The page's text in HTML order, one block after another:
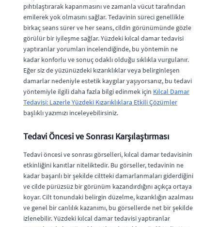
pıhtılaştırarak kapanmasını ve zamanla vücut tarafından
emilerek yok olmasını sağlar. Tedavinin süreci genellikle
birkaç seans sürer ve her seans, cildin görünümünde gözle
görülür bir iyileşme sağlar. Yüzdeki kılcal damar tedavisi
yaptıranlar yorumları incelendiğinde, bu yöntemin ne
kadar konforlu ve sonuç odaklı olduğu sıklıkla vurgulanır.
Eğer siz de yüzünüzdeki kızarıklıklar veya belirginleşen
damarlar nedeniyle estetik kaygılar yaşıyorsanız, bu tedavi
yöntemiyle ilgili daha fazla bilgi edinmek için Kılcal Damar
Tedavisi: Lazerle Yüzdeki Kızarıklıklara Etkili Çözümler
başlıklı yazımızı inceleyebilirsiniz.
Tedavi Öncesi ve Sonrası Karşılaştırması
Tedavi öncesi ve sonrası görselleri, kılcal damar tedavisinin
etkinliğini kanıtlar niteliktedir. Bu görseller, tedavinin ne
kadar başarılı bir şekilde ciltteki damarlanmaları giderdiğini
ve cilde pürüzsüz bir görünüm kazandırdığını açıkça ortaya
koyar. Cilt tonundaki belirgin düzelme, kızarıklığın azalması
ve genel bir canlılık kazanımı, bu görsellerde net bir şekilde
izlenebilir. Yüzdeki kılcal damar tedavisi yaptıranlar